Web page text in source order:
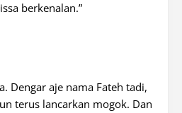
berkenalan.”
Dengar aje nama Fateh tadi,
terus lancarkan mogok. Dan